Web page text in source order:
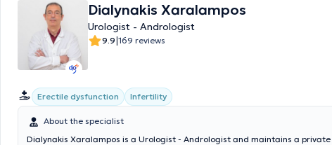
Dialynakis Xaralampos
Urologist - Andrologist
9.9|169 reviews
Erectile dysfunction Infertility
About the specialist
Dialynakis Xaralampos is a Urologist - Andrologist and maintains a